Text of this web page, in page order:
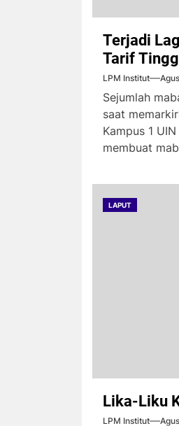
Terjadi
Tarif
LPM Institut
Sejumlah
saat
Kampus 1
membuat
LAPUT
Lika-Liku
LPM Institut